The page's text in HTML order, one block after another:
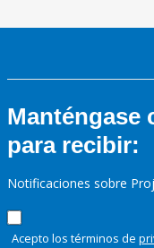
Manténgase
para recibir:
Notificaciones sobre
Acepto los términos de